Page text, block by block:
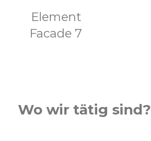
Element
Facade 7
Wo wir tätig sind?